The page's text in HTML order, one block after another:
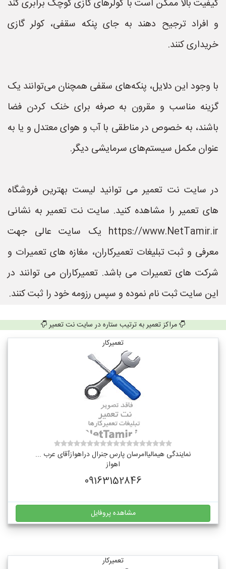
کیفیت بالا ممکن است با کولرهای گازی کوچک برابری کند
و افراد ترجیح دهند به جای پنکه سقفی، کولر گازی
خریداری کنند.
با وجود این دلایل، پنکه‌های سقفی همچنان می‌توانند یک
گزینه مناسب و مقرون به صرفه برای خنک کردن فضا
باشند، به خصوص در مناطقی با آب و هوای معتدل و یا به
عنوان مکمل سیستم‌های سرمایشی دیگر.
در سایت نت تعمیر می توانید لیست بهترین فروشگاه
های تعمیر را مشاهده کنید. سایت نت تعمیر به نشانی
https://www.NetTamir.ir یک سایت عالی جهت
معرفی و ثبت تبلیغات تعمیرکاران، مغازه های تعمیرات و
شرکت های تعمیرات می باشد. تعمیرکاران می توانند در
این سایت ثبت نام نموده و سپس رزومه خود را ثبت کنند.
مراکز تعمیر به ترتیب ستاره در سایت نت تعمیر
تعمیرکار
نمایندگی هیمالیاامرسان پارس جنرال دراهوازآقای عرب ...
اهواز
09163152846
مشاهده پروفایل
تعمیرکار